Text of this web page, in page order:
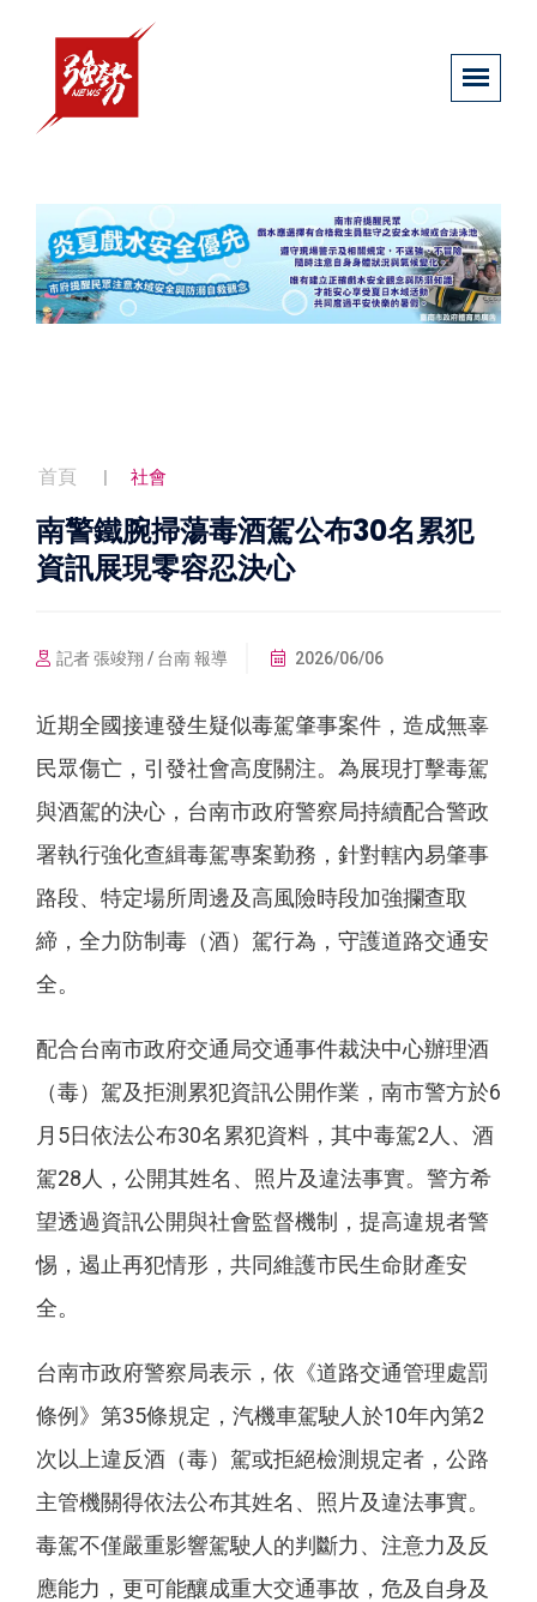
首頁 社會
南警鐵腕掃蕩毒酒駕公布30名累犯
資訊展現零容忍決心
記者 張竣翔 / 台南 報導 2026/06/06
近期全國接連發生疑似毒駕肇事案件，造成無辜
民眾傷亡，引發社會高度關注。為展現打擊毒駕
與酒駕的決心，台南市政府警察局持續配合警政
署執行強化查緝毒駕專案勤務，針對轄內易肇事
路段、特定場所周邊及高風險時段加強攔查取
締，全力防制毒（酒）駕行為，守護道路交通安
全。
配合台南市政府交通局交通事件裁決中心辦理酒
（毒）駕及拒測累犯資訊公開作業，南市警方於6
月5日依法公布30名累犯資料，其中毒駕2人、酒
駕28人，公開其姓名、照片及違法事實。警方希
望透過資訊公開與社會監督機制，提高違規者警
惕，遏止再犯情形，共同維護市民生命財產安
全。
台南市政府警察局表示，依《道路交通管理處罰
條例》第35條規定，汽機車駕駛人於10年內第2
次以上違反酒（毒）駕或拒絕檢測規定者，公路
主管機關得依法公布其姓名、照片及違法事實。
毒駕不僅嚴重影響駕駛人的判斷力、注意力及反
應能力，更可能釀成重大交通事故，危及自身及